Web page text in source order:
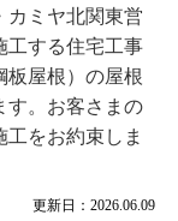
更新日：2026.06.09
カミヤ北関東営
工する住宅工事
板屋根）の屋根
す。お客さまの
をお約束しま